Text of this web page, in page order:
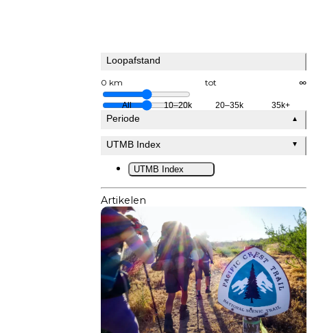
Loopafstand
0 km tot ∞
All 10–20k 20–35k 35k+
Periode ▲
UTMB Index ▼
UTMB Index
Artikelen